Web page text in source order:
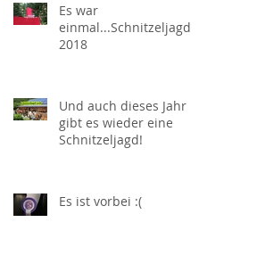
Es war
einmal...Schnitzeljagd
2018
Und auch dieses Jahr
gibt es wieder eine
Schnitzeljagd!
Es ist vorbei :(